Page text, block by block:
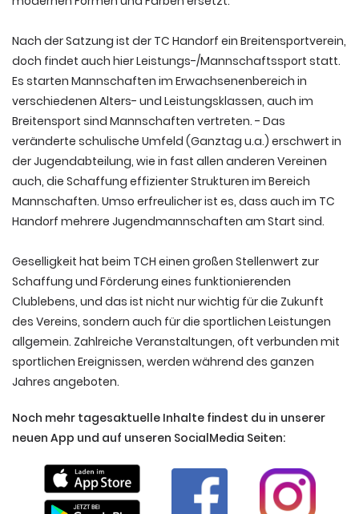
Nach der Satzung ist der TC Handorf ein Breitensportverein,
doch findet auch hier Leistungs-/Mannschaftssport statt.
Es starten Mannschaften im Erwachsenenbereich in
verschiedenen Alters- und Leistungsklassen, auch im
Breitensport sind Mannschaften vertreten. - Das
veränderte schulische Umfeld (Ganztag u.a.) erschwert in
der Jugendabteilung, wie in fast allen anderen Vereinen
auch, die Schaffung effizienter Strukturen im Bereich
Mannschaften. Umso erfreulicher ist es, dass auch im TC
Handorf mehrere Jugendmannschaften am Start sind.
Geselligkeit hat beim TCH einen großen Stellenwert zur
Schaffung und Förderung eines funktionierenden
Clublebens, und das ist nicht nur wichtig für die Zukunft
des Vereins, sondern auch für die sportlichen Leistungen
allgemein. Zahlreiche Veranstaltungen, oft verbunden mit
sportlichen Ereignissen, werden während des ganzen
Jahres angeboten.
Noch mehr tagesaktuelle Inhalte findest du in unserer
neuen App und auf unseren SocialMedia Seiten: